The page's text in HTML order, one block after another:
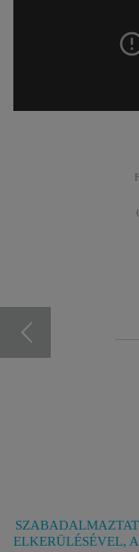
ELKERÜLÉSÉVEL,